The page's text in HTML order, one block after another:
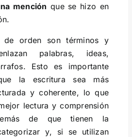
mención que se hizo en
de orden son términos y
palabras, ideas,
Esto es importante
la escritura sea más
y coherente, lo que
lectura y comprensión
de que tienen la
y, si se utilizan